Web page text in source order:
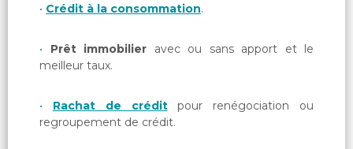
Crédit à la consommation.
Prêt immobilier avec ou sans apport et le
meilleur taux.
Rachat de créditpour renégociation ou
regroupement de crédit.